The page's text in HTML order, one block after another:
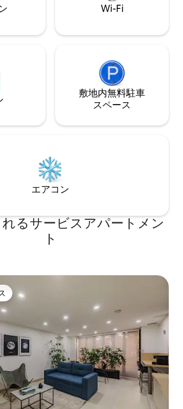
Wi-Fi
敷地内無料駐⁠車
ス⁠ペ⁠ー⁠ス
エアコン
るサービスアパートメン
ト
イスです。